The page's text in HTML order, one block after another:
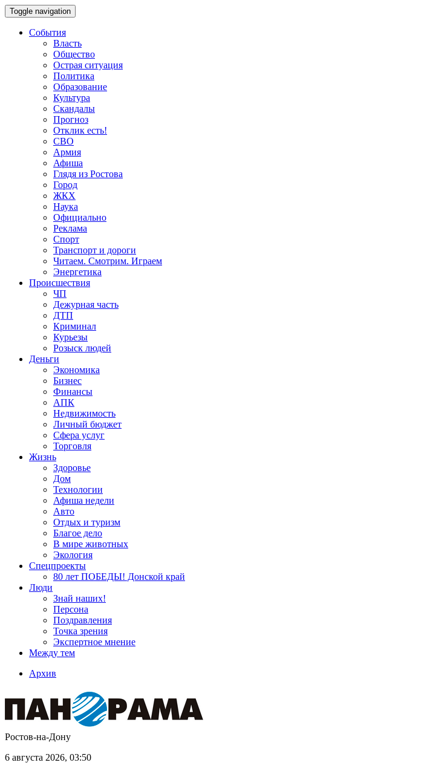
Toggle navigation
События
Власть
Общество
Острая ситуация
Политика
Образование
Культура
Скандалы
Прогноз
Отклик есть!
СВО
Армия
Афиша
Глядя из Ростова
Город
ЖКХ
Наука
Официально
Реклама
Спорт
Транспорт и дороги
Читаем. Смотрим. Играем
Энергетика
Происшествия
ЧП
Дежурная часть
ДТП
Криминал
Курьезы
Розыск людей
Деньги
Экономика
Бизнес
Финансы
АПК
Недвижимость
Личный бюджет
Сфера услуг
Торговля
Жизнь
Здоровье
Дом
Технологии
Афиша недели
Авто
Отдых и туризм
Благое дело
В мире животных
Экология
Спецпроекты
80 лет ПОБЕДЫ! Донской край
Люди
Знай наших!
Персона
Поздравления
Точка зрения
Экспертное мнение
Между тем
Архив
Ростов-на-Дону
6 августа 2026, 03:50